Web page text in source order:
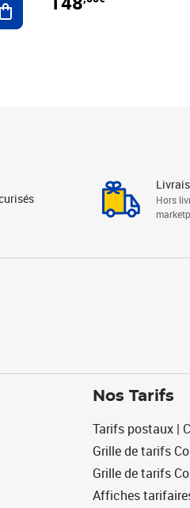
Hors
Nos Tarifs
Tarifs postaux |
Grille de tarifs
Grille de tarifs
Affiches